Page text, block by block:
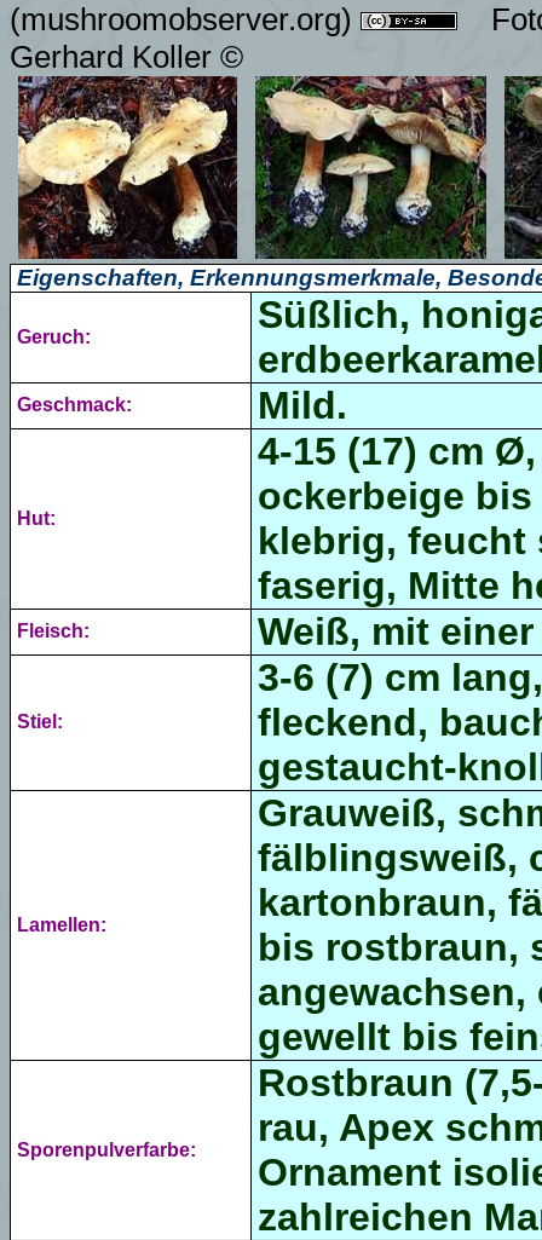
(mushroomobserver.org)
Gerhard Koller ©
Eigenschaften, Erkennungsmerkmale,
Geruch:
Süßlich,
Geschmack: Mild.
Hut:
4-15 (17) cm
ockerbeige
klebrig, feucht
faserig, Mitte
Fleisch: Weiß, mit
Stiel:
3-6 (7) cm
fleckend,
gestaucht-
Lamellen:
Grauweiß,
fälblingsweiß,
kartonbraun,
bis rostbraun,
gewellt bis
Sporenpulverfarbe:
Rostbraun
rau, Apex
Ornament
zahlreichen